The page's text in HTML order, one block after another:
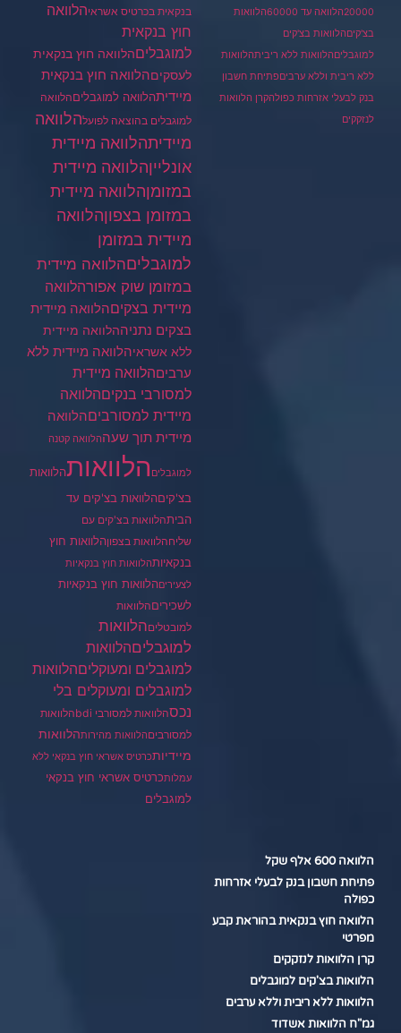
20000הלוואה עד 60000
הלוואות
בצ'קיםהלוואות בצ'קים
למוגבליםהלוואות ללא ריביתהלוואות
ללא ריבית וללא ערביםפתיחת חשבון
בנק לבעלי אזרחות כפולהקרן הלוואות
לנזקקים
בנקאית בכרטיס אשראיהלוואה
חוץ בנקאית
למוגבליםהלוואה חוץ בנקאית
לעסקיםהלוואה חוץ בנקאית
מיידיתהלוואה למוגבליםהלוואה
למוגבלים בהוצאה לפועלהלוואה
מיידיתהלוואה מיידית
אונלייןהלוואה מיידית
במזומןהלוואה מיידית
במזומן בצפוןהלוואה
מיידית במזומן
למוגבליםהלוואה מיידית
במזומן שוק אפורהלוואה
מיידית בצקיםהלוואה מיידית
בצקים נתניההלוואה מיידית
ללא אשראיהלוואה מיידית ללא
ערביםהלוואה מיידית
למסורבי בנקיםהלוואה
מיידית למסורביםהלוואה
מיידית תוך שעההלוואה קטנה
למוגבלים הלוואותהלוואות
בצ'קיםהלוואות בצ'קים עד
הביתהלוואות בצ'קים עם
שליחהלוואות בצפוןהלוואות חוץ
בנקאיותהלוואות חוץ בנקאיות
לצעיריםהלוואות חוץ בנקאיות
לשכיריםהלוואות
למובטליםהלוואות
למוגבליםהלוואות
למוגבלים ומעוקליםהלוואות
למוגבלים ומעוקלים בלי
נכסהלוואות למסורבי bdi
הלוואות
למסורביםהלוואות מהירותהלוואות
מיידיותכרטיס אשראי חוץ בנקאי ללא
עמלותכרטיס אשראי חוץ בנקאי
למוגבלים
הלוואה 600 אלף שקל
פתיחת חשבון בנק לבעלי אזרחות
כפולה
הלוואה חוץ בנקאית בהוראת קבע
מפרטי
קרן הלוואות לנזקקים
הלוואות בצ'קים למוגבלים
הלוואות ללא ריבית וללא ערבים
גמ"ח הלוואות אשדוד